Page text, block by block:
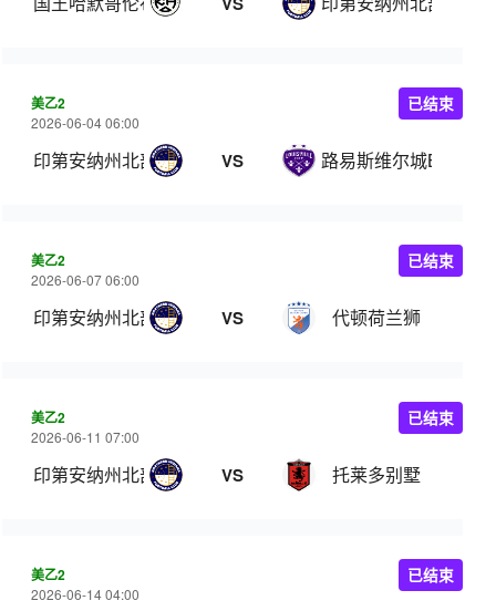
美乙2
2026-06-04 06:00
印第安纳州北部 VS 路易斯维尔城B队
已结束
美乙2
2026-06-07 06:00
印第安纳州北部 VS 代顿荷兰狮
已结束
美乙2
2026-06-11 07:00
印第安纳州北部 VS 托莱多别墅
已结束
美乙2
2026-06-14 04:00
已结束